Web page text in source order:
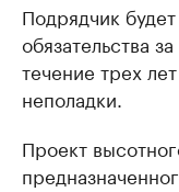
Подрядчик
обязательства
течение трех
неполадки.
Проект